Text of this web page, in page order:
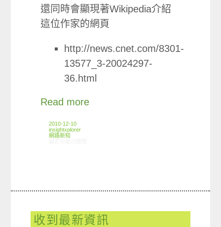
還同時會顯現著Wikipedia介紹
這位作家的網頁
http://news.cnet.com/8301-
13577_3-20024297-
36.html
Read more
2010-12-10
insightxplorer
網路新知
收到最新資訊